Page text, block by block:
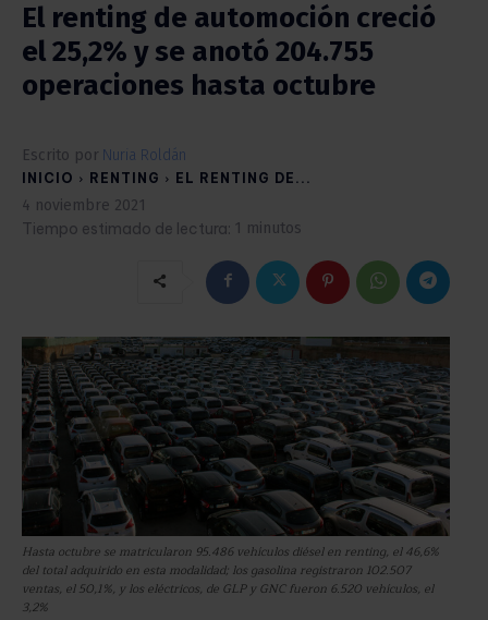
El renting de automoción creció
el 25,2% y se anotó 204.755
operaciones hasta octubre
Escrito por Nuria Roldán
INICIO RENTING EL RENTING DE...
4 noviembre 2021
Tiempo estimado de lectura: 1 minutos
Hasta octubre se matricularon 95.486 vehículos diésel en renting, el 46,6%
del total adquirido en esta modalidad; los gasolina registraron 102.507
ventas, el 50,1%, y los eléctricos, de GLP y GNC fueron 6.520 vehículos, el
3,2%